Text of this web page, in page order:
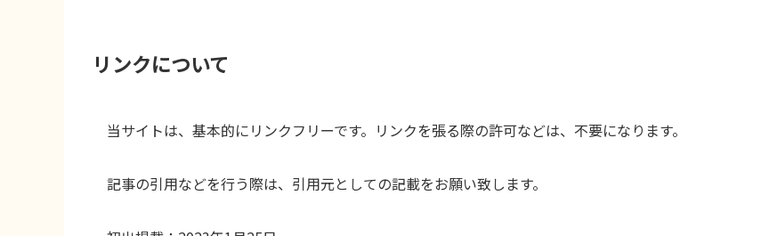
リンクについて
当サイトは、基本的にリンクフリーです。リンクを張る際の許可などは、不要になります。
記事の引用などを行う際は、引用元としての記載をお願い致します。